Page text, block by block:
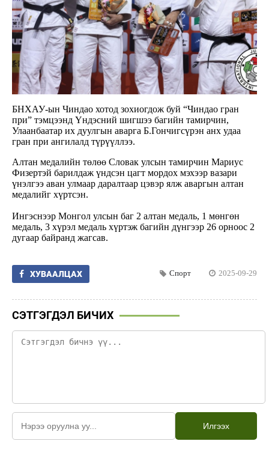
БНХАУ-ын Чиндао хотод зохиогдож буй “Чиндао гран
при” тэмцээнд Үндэсний шигшээ багийн тамирчин,
Улаанбаатар их дуулгын аварга Б.Гончигсүрэн анх удаа
гран при ангилалд түрүүллээ.
Алтан медалийн төлөө Словак улсын тамирчин Мариус
Физертэй барилдаж үндсэн цагт мордох мэхээр вазари
үнэлгээ аван улмаар даралтаар цэвэр ялж аваргын алтан
медалийг хүртсэн.
Ингэснээр Монгол улсын баг 2 алтан медаль, 1 мөнгөн
медаль, 3 хүрэл медаль хүртэж багийн дүнгээр 26 орноос 2
дугаар байранд жагсав.
ХУВААЛЦАХ Спорт 2025-09-29
СЭТГЭГДЭЛ БИЧИХ
Илгээх